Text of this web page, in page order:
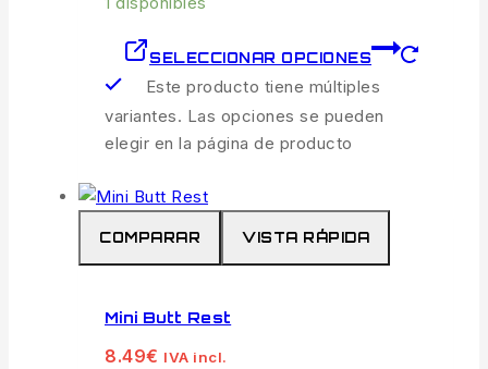
SELECCIONAR OPCIONES
Este producto tiene múltiples
variantes. Las opciones se pueden
elegir en la página de producto
COMPARAR VISTA RÁPIDA
Mini Butt Rest
8.49€ IVA incl.